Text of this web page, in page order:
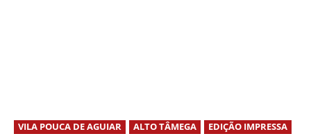
VILA POUCA DE AGUIAR ALTO TÂMEGA EDIÇÃO IMPRESSA